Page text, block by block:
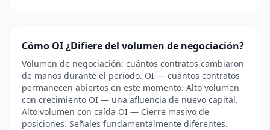
Cómo OI ¿Difiere del volumen de negociación?
Volumen de negociación: cuántos contratos cambiaron
de manos durante el período. OI — cuántos contratos
permanecen abiertos en este momento. Alto volumen
con crecimiento OI — una afluencia de nuevo capital.
Alto volumen con caída OI — Cierre masivo de
posiciones. Señales fundamentalmente diferentes.